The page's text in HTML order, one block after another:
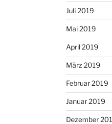
Juli 2019
Mai 2019
April 2019
März 2019
Februar 2019
Januar 2019
Dezember